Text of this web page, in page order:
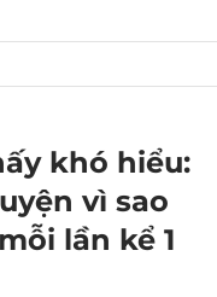
khó hiểu:
vì sao
lần kể 1